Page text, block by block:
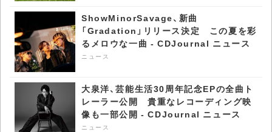
ShowMinorSavage、新曲
「Gradation」リリース決定 この夏を彩
るメロウな一曲 - CDJournal ニュース
ニュース
大泉洋、芸能生活30周年記念EPの全曲ト
レーラー公開 貴重なレコーディング映
像も一部公開 - CDJournal ニュース
ニュース